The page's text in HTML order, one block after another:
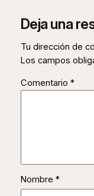
Deja una
Tu dirección de
Los campos
Comentario *
Nombre *